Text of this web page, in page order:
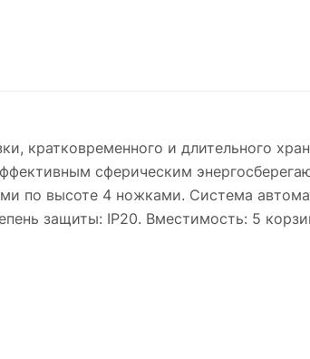
кратковременного и длительного
сферическим
по высоте 4 ножками. Система
защиты: IP20. Вместимость: 5